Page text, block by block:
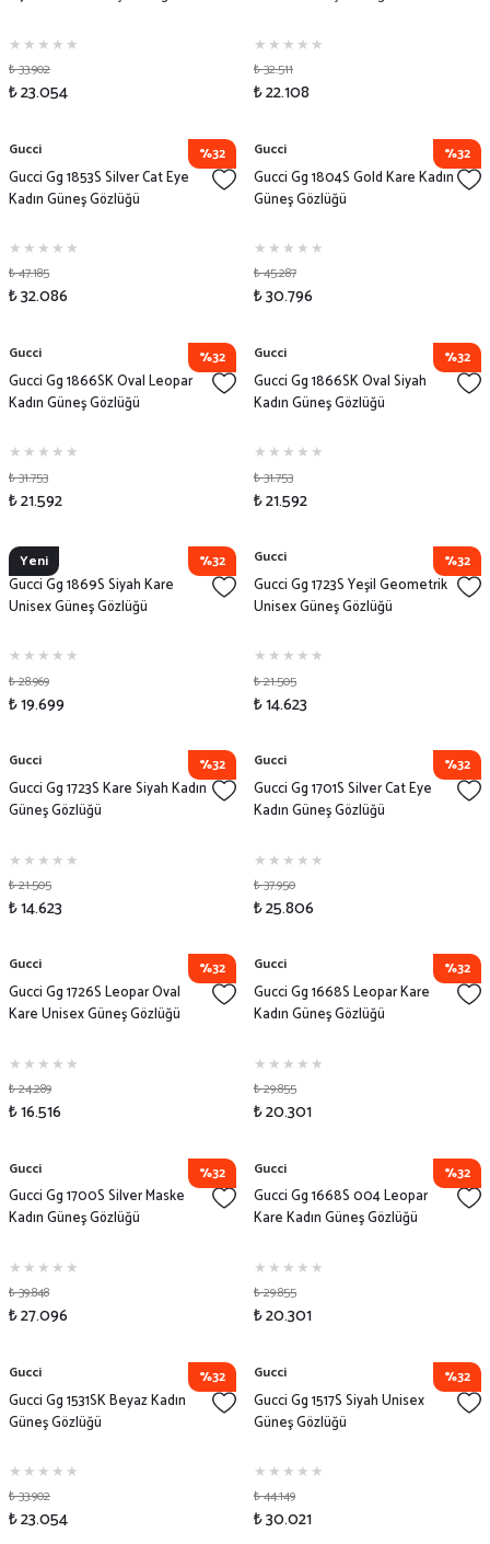
₺ 33.902
₺ 23.054
₺ 32.511
₺ 22.108
%32
Gucci
Gucci Gg 1853S Silver Cat Eye
Kadın Güneş Gözlüğü
₺ 47.185
₺ 32.086
%32
Gucci
Gucci Gg 1804S Gold Kare Kadın
Güneş Gözlüğü
₺ 45.287
₺ 30.796
%32
Gucci
Gucci Gg 1866SK Oval Leopar
Kadın Güneş Gözlüğü
₺ 31.753
₺ 21.592
%32
Gucci
Gucci Gg 1866SK Oval Siyah
Kadın Güneş Gözlüğü
₺ 31.753
₺ 21.592
Yeni %32
Gucci
Gucci Gg 1869S Siyah Kare
Unisex Güneş Gözlüğü
₺ 28.969
₺ 19.699
%32
Gucci
Gucci Gg 1723S Yeşil Geometrik
Unisex Güneş Gözlüğü
₺ 21.505
₺ 14.623
%32
Gucci
Gucci Gg 1723S Kare Siyah Kadın
Güneş Gözlüğü
₺ 21.505
₺ 14.623
%32
Gucci
Gucci Gg 1701S Silver Cat Eye
Kadın Güneş Gözlüğü
₺ 37.950
₺ 25.806
%32
Gucci
Gucci Gg 1726S Leopar Oval
Kare Unisex Güneş Gözlüğü
₺ 24.289
₺ 16.516
%32
Gucci
Gucci Gg 1668S Leopar Kare
Kadın Güneş Gözlüğü
₺ 29.855
₺ 20.301
%32
Gucci
Gucci Gg 1700S Silver Maske
Kadın Güneş Gözlüğü
₺ 39.848
₺ 27.096
%32
Gucci
Gucci Gg 1668S 004 Leopar
Kare Kadın Güneş Gözlüğü
₺ 29.855
₺ 20.301
%32
Gucci
Gucci Gg 1531SK Beyaz Kadın
Güneş Gözlüğü
₺ 33.902
₺ 23.054
%32
Gucci
Gucci Gg 1517S Siyah Unisex
Güneş Gözlüğü
₺ 44.149
₺ 30.021